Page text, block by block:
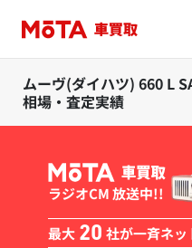
ムーヴ(ダイハツ) 660 L
相場・査定実績
ラジオCM 放送中!!
最大 20 社が一斉ネッ